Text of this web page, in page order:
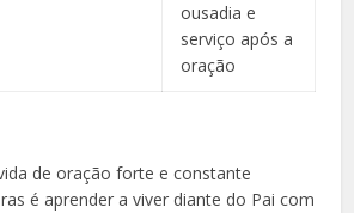
ousadia e
serviço após a
oração
de oração forte e constante
é aprender a viver diante do Pai com